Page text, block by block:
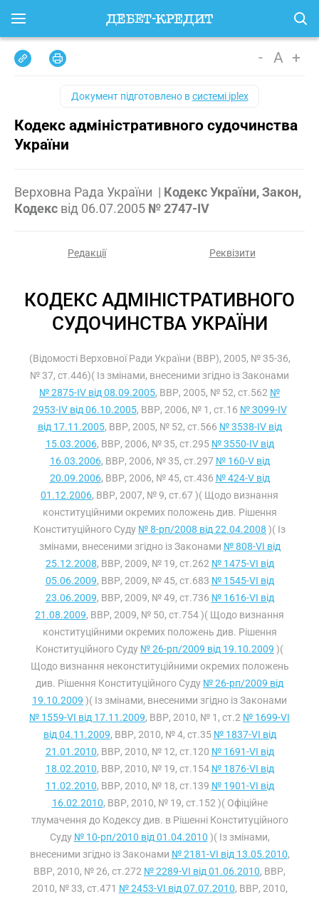
- A +
Документ підготовлено всистемі iplex
Кодекс адміністративного судочинства
України
Верховна Рада України | Кодекс України, Закон,
Кодекс від 06.07.2005 № 2747-IV
Редакції Реквізити
КОДЕКС АДМІНІСТРАТИВНОГО
СУДОЧИНСТВА УКРАЇНИ
(Відомості Верховної Ради України (ВВР), 2005, № 35-36,
№ 37, ст.446)( Із змінами, внесеними згідно із Законами
№ 2875-IV від 08.09.2005, ВВР, 2005, № 52, ст.562 №
2953-IV від 06.10.2005, ВВР, 2006, № 1, ст.16 № 3099-IV
від 17.11.2005, ВВР, 2005, № 52, ст.566 № 3538-IV від
15.03.2006, ВВР, 2006, № 35, ст.295 № 3550-IV від
16.03.2006, ВВР, 2006, № 35, ст.297 № 160-V від
20.09.2006, ВВР, 2006, № 45, ст.436 № 424-V від
01.12.2006, ВВР, 2007, № 9, ст.67 )( Щодо визнання
конституційними окремих положень див. Рішення
Конституційного Суду № 8-рп/2008 від 22.04.2008 )( Із
змінами, внесеними згідно із Законами № 808-VI від
25.12.2008, ВВР, 2009, № 19, ст.262 № 1475-VI від
05.06.2009, ВВР, 2009, № 45, ст.683 № 1545-VI від
23.06.2009, ВВР, 2009, № 49, ст.736 № 1616-VI від
21.08.2009, ВВР, 2009, № 50, ст.754 )( Щодо визнання
конституційними окремих положень див. Рішення
Конституційного Суду № 26-рп/2009 від 19.10.2009 )(
Щодо визнання неконституційними окремих положень
див. Рішення Конституційного Суду № 26-рп/2009 від
19.10.2009 )( Із змінами, внесеними згідно із Законами
№ 1559-VI від 17.11.2009, ВВР, 2010, № 1, ст.2 № 1699-VI
від 04.11.2009, ВВР, 2010, № 4, ст.35 № 1837-VI від
21.01.2010, ВВР, 2010, № 12, ст.120 № 1691-VI від
18.02.2010, ВВР, 2010, № 19, ст.154 № 1876-VI від
11.02.2010, ВВР, 2010, № 18, ст.139 № 1901-VI від
16.02.2010, ВВР, 2010, № 19, ст.152 )( Офіційне
тлумачення до Кодексу див. в Рішенні Конституційного
Суду № 10-рп/2010 від 01.04.2010 )( Із змінами,
внесеними згідно із Законами № 2181-VI від 13.05.2010,
ВВР, 2010, № 26, ст.272 № 2289-VI від 01.06.2010, ВВР,
2010, № 33, ст.471 № 2453-VI від 07.07.2010, ВВР, 2010,